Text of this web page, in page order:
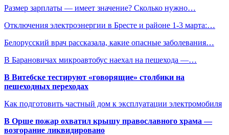
Размер зарплаты — имеет значение? Сколько нужно…
Отключения электроэнергии в Бресте и районе 1-3 марта:…
Белорусский врач рассказала, какие опасные заболевания…
В Барановичах микроавтобус наехал на пешехода —…
В Витебске тестируют «говорящие» столбики на
пешеходных переходах
Как подготовить частный дом к эксплуатации электромобиля
В Орше пожар охватил крышу православного храма —
возгорание ликвидировано